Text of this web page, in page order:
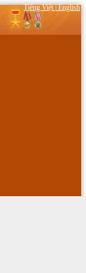
Tiếng Việt|English